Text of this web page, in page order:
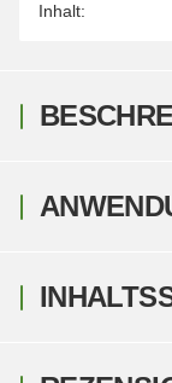
Inhalt: